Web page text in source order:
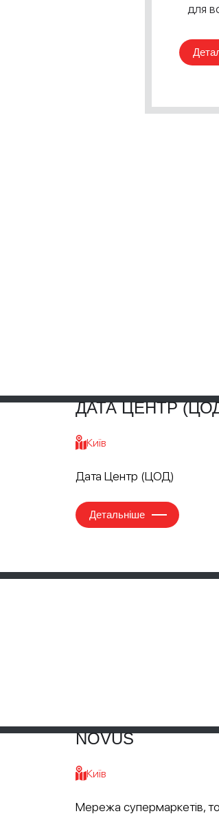
для
ДАТА ЦЕНТР
Київ
Дата Центр (ЦОД)
Детальніше
NOVUS
Київ
Мережа супермаркетів,